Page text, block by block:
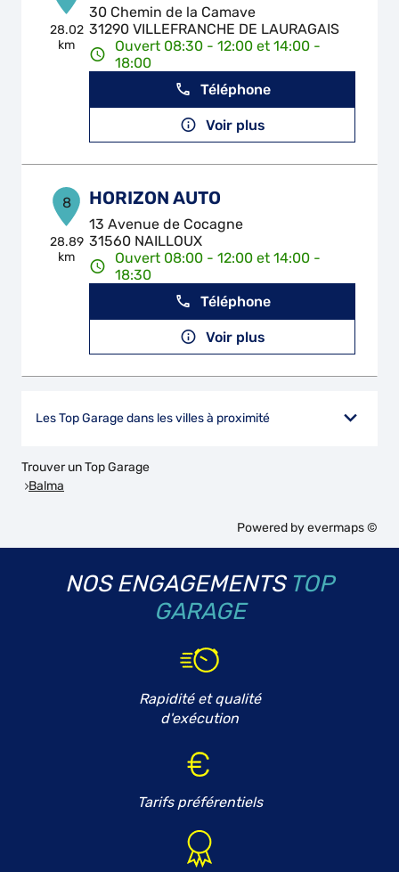
28.02
km
30 Chemin de la Camave
31290 VILLEFRANCHE DE LAURAGAIS
Ouvert 08:30 - 12:00 et 14:00 -
18:00
Téléphone
Voir plus
8
28.89
km
HORIZON AUTO
13 Avenue de Cocagne
31560 NAILLOUX
Ouvert 08:00 - 12:00 et 14:00 -
18:30
Téléphone
Voir plus
Les Top Garage dans les villes à proximité
Trouver un Top Garage
Balma
Powered byevermaps ©
NOS ENGAGEMENTS TOP
GARAGE
Rapidité et qualité
d'exécution
Tarifs préférentiels